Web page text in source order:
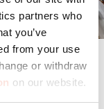
partners who
you’ve
from your use
or withdraw
on our website.
cette